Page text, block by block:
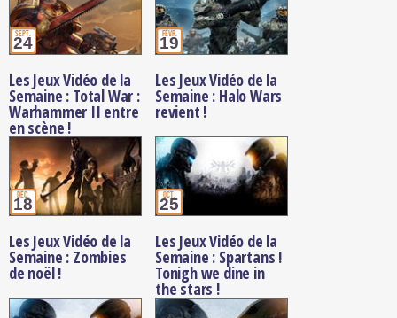
sept.
24
Les Jeux Vidéo de la
Semaine : Total War :
Warhammer II entre
en scène !
févr.
19
Les Jeux Vidéo de la
Semaine : Halo Wars
revient !
déc.
18
Les Jeux Vidéo de la
Semaine : Zombies
de noël !
oct.
25
Les Jeux Vidéo de la
Semaine : Spartans !
Tonigh we dine in
the stars !